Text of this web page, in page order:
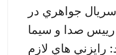
سريال جواهري در
صدا و سيما
رايزني هاي لازم